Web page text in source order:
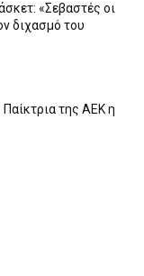
«Σεβαστές οι
διχασμό του
της ΑΕΚ η